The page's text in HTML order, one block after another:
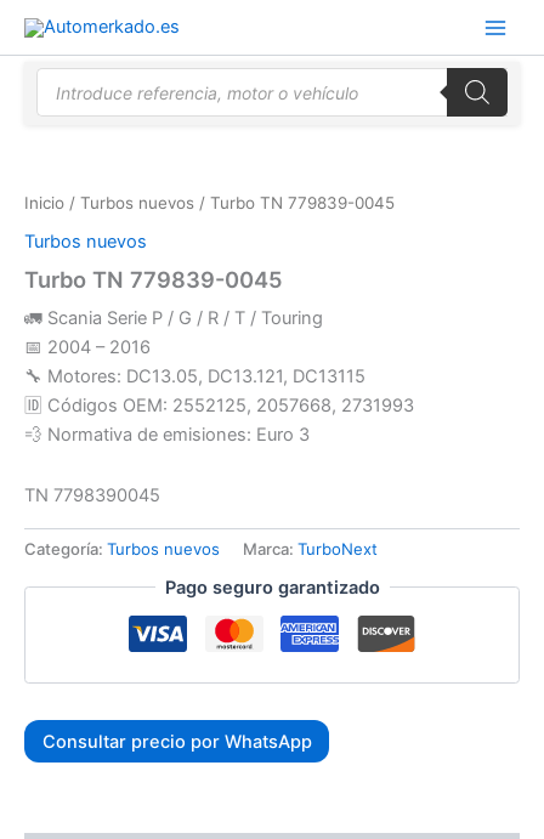
contenido
Búsqueda
Inicio / Turbos nuevos / Turbo TN 779839-0045
Turbos nuevos
Turbo TN 779839-0045
🚛 Scania Serie P / G / R / T / Touring
📅 2004 – 2016
🔧 Motores: DC13.05, DC13.121, DC13115
🆔 Códigos OEM: 2552125, 2057668, 2731993
💨 Normativa de emisiones: Euro 3
TN 7798390045
Categoría: Turbos nuevos Marca: TurboNext
Pago seguro garantizado
Consultar precio por WhatsApp